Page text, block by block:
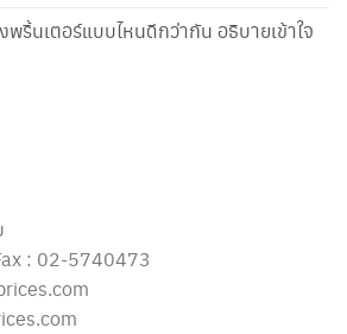
ริ้นเตอร์แบบไหนดีกว่ากัน อธิบายเข้าใจ
: 02-5740473